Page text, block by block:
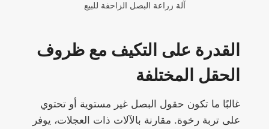
آلة زراعة البصل الزاحفة للبيع
القدرة على التكيف مع ظروف
الحقل المختلفة
غالبًا ما تكون حقول البصل غير مستوية أو تحتوي
على تربة رخوة. مقارنة بالآلات ذات العجلات، يوفر